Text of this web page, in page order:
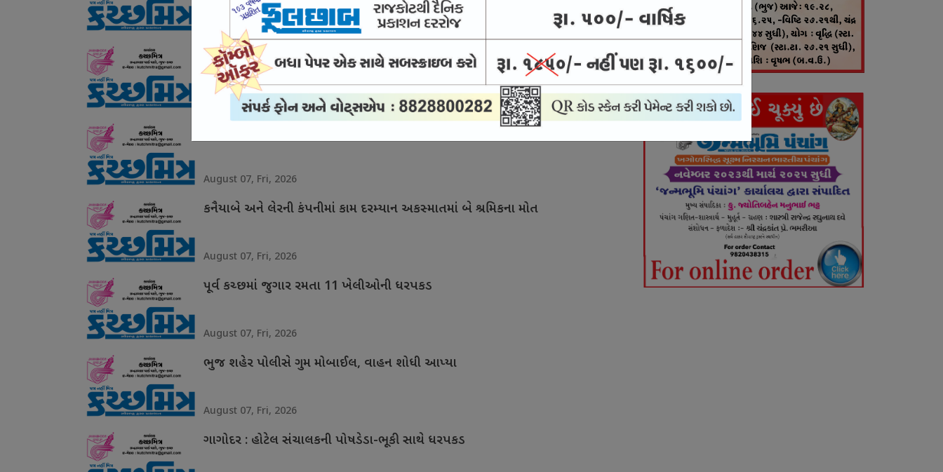
August 07, Fri, 2026
ભુજમાં તીનપત્તીનો જુગાર રમતા છ મહિલા સહિત આઠ ખેલી પકડાયા
August 07, Fri, 2026
August 07, Fri, 2026
કનૈયાબે અને લેરની કંપનીમાં કામ દરમ્યાન અકસ્માતમાં બે શ્રમિકના મોત
August 07, Fri, 2026
પૂર્વ કચ્છમાં જુગાર રમતા 11 ખેલીઓની ધરપકડ
August 07, Fri, 2026
ભુજ શહેર પોલીસે ગુમ મોબાઈલ, વાહન શોધી આપ્યા
August 07, Fri, 2026
ગાગોદર : હોટેલ સંચાલકની પોષડેડા-ભૂકી સાથે ધરપકડ